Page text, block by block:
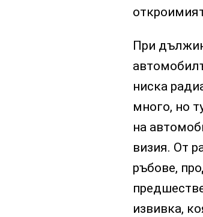
При
ниска
много, но
на
визия. От
ръбове,
извивка,